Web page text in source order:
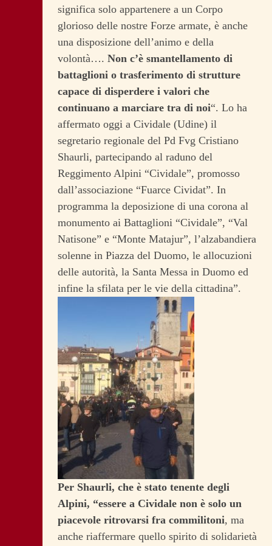
significa solo appartenere a un Corpo
glorioso delle nostre Forze armate, è anche
una disposizione dell’animo e della
volontà…. Non c’è smantellamento di
battaglioni o trasferimento di strutture
capace di disperdere i valori che
continuano a marciare tra di noi“. Lo ha
affermato oggi a Cividale (Udine) il
segretario regionale del Pd Fvg Cristiano
Shaurli, partecipando al raduno del
Reggimento Alpini “Cividale”, promosso
dall’associazione “Fuarce Cividat”. In
programma la deposizione di una corona al
monumento ai Battaglioni “Cividale”, “Val
Natisone” e “Monte Matajur”, l’alzabandiera
solenne in Piazza del Duomo, le allocuzioni
delle autorità, la Santa Messa in Duomo ed
infine la sfilata per le vie della cittadina”.
Per Shaurli, che è stato tenente degli
Alpini, “essere a Cividale non è solo un
piacevole ritrovarsi fra commilitoni, ma
anche riaffermare quello spirito di solidarietà